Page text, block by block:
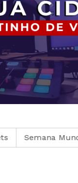
do Aleitamento